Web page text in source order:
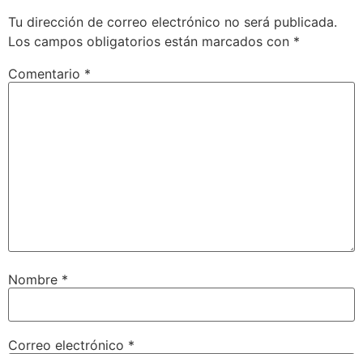
Tu dirección de correo electrónico no será publicada.
Los campos obligatorios están marcados con *
Comentario *
Nombre *
Correo electrónico *